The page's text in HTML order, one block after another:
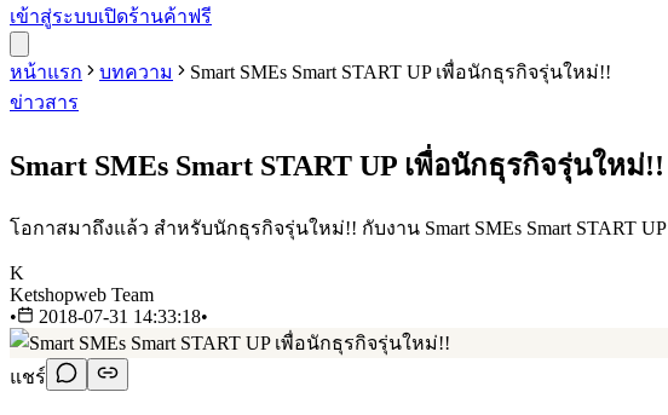
เข้าสู่ระบบเปิดร้านค้าฟรี
หน้าแรก บทความ
Smart SMEs Smart START UP เพื่อนักธุรกิจรุ่นใหม่!!
ข่าวสาร
Smart SMEs Smart START UP เพื่อนักธุรกิจรุ่นใหม่!!
โอกาสมาถึงแล้ว สำหรับนักธุรกิจรุ่นใหม่!! กับงาน Smart SMEs Smart START UP
K
Ketshopweb Team
•
2018-07-31 14:33:18•
แชร์